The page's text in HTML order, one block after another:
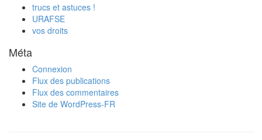
trucs et astuces !
URAFSE
vos droits
Méta
Connexion
Flux des publications
Flux des commentaires
Site de WordPress-FR